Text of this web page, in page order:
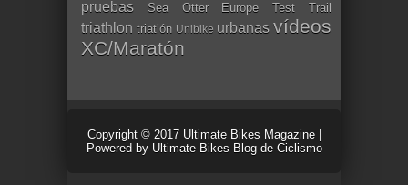
pruebas Sea Otter Europe Test Trail
triathlon triatlón Unibike urbanas vídeos
XC/Maratón
Copyright © 2017 Ultimate Bikes Magazine|
Powered by Ultimate Bikes Blog de Ciclismo